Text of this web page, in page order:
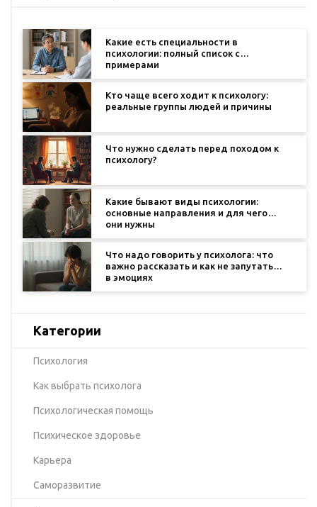
Какие есть специальности в
психологии: полный список с
примерами
Кто чаще всего ходит к психологу:
реальные группы людей и причины
Что нужно сделать перед походом к
психологу?
Какие бывают виды психологии:
основные направления и для чего
они нужны
Что надо говорить у психолога: что
важно рассказать и как не запутаться
в эмоциях
Категории
Психология
Как выбрать психолога
Психологическая помощь
Психическое здоровье
Карьера
Саморазвитие